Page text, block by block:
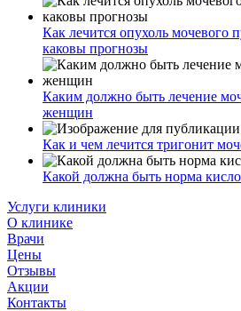
Как лечится опухоль мочевого
каковы прогнозы
Каким должно быть лечение
женщин
Как и чем лечится тригонит
Какой должна быть норма
Услуги клиники
О клинике
Врачи
Цены
Отзывы
Акции
Контакты